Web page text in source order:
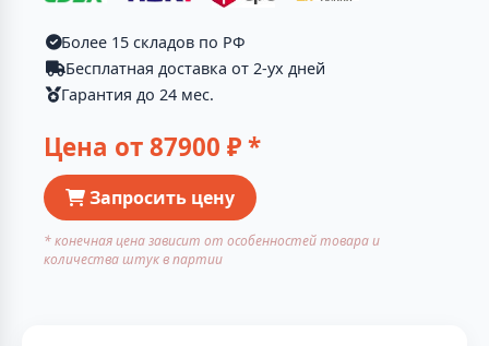
Более 15 складов по РФ
Бесплатная доставка от 2-ух дней
Гарантия до 24 мес.
Цена от87900 ₽ *
Запросить цену
* конечная цена зависит от особенностей товара и
количества штук в партии